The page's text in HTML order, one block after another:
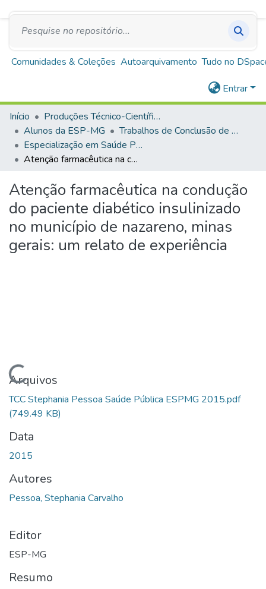
Repositório Institucional Escola de Saúde Pública
de Minas Gerais
Comunidades & Coleções Autoarquivamento Tudo no
Entrar
Início
Produções Técnico-Científicas
Alunos da ESP-MG
Trabalhos de Conclusão de Curso
Especialização em Saúde Pública
Atenção farmacêutica na condução do paciente diabético insulinizado no município de nazareno, minas gerais: um relato de experiência
Atenção farmacêutica na condução
do paciente diabético insulinizado
no município de nazareno, minas
gerais: um relato de experiência
Carregando...
Arquivos
TCC Stephania Pessoa Saúde Pública ESPMG 2015.pdf
(749.49 KB)
Data
2015
Autores
Pessoa, Stephania Carvalho
Editor
ESP-MG
Resumo